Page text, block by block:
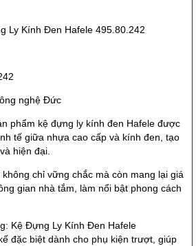
Ly Kính Đen Hafele 495.80.242
nghệ Đức
phẩm kệ đựng ly kính đen Hafele được
tế giữa nhựa cao cấp và kính đen, tạo
hiện đại.
chỉ vững chắc mà còn mang lại giá
gian nhà tắm, làm nổi bật phong cách
Kệ Đựng Ly Kính Đen Hafele
đặc biệt dành cho phụ kiện trượt, giúp